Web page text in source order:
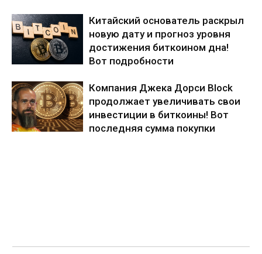
Китайский основатель раскрыл
новую дату и прогноз уровня
достижения биткоином дна!
Вот подробности
Компания Джека Дорси Block
продолжает увеличивать свои
инвестиции в биткоины! Вот
последняя сумма покупки